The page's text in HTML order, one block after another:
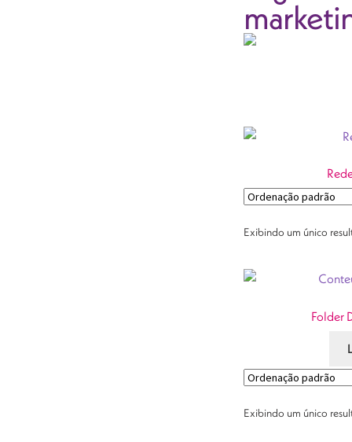
Exibindo um único
Folder
Exibindo um único